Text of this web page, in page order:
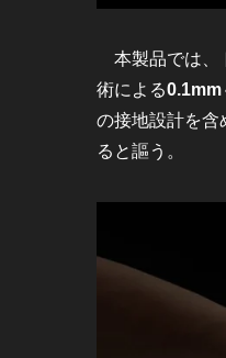
本製品では、
術による0.1mm
の接地設計を含
ると謳う。